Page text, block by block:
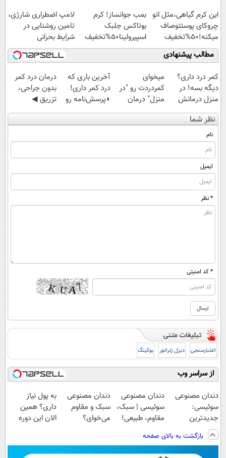
1,499,000
این کرم گیاهی،مثل اتو
چروکای پوستتوصاف
میکنه!50%تخفیف
بمب جوانساز! کرم
بوتاکس جلبک
اسپیرولینا50%تخفیف
لامپ اضطراری شارژی،
تامین روشنایی در
شرایط بحرانی
مطالب پیشنهادی
کمر درد داری؟
دیگه بسه! در
منزل درمانش
کن
(◀پرسش‌نامه)
میخوای
کمردردت رو "در
منزل" درمان
کنی؟ (◂فیلم +
◂پرسش‌نامه)
آخرین باری که
درد کمر داری!
◗پرسش‌نامه رو
پر کن◖
درمان درد کمر
بدون جراحی،
تزریق ◀
پرسش‌نامه رو پر
کن ▶
نظر شما
نام
ایمیل
* نظر
* کد امنیتی
اعتبارسنجی دیزل ژنراتور بوکینگ
از سراسر وب
دندان مصنوعی
سوئیسی:
جدیدترین
فناوری اروپا،
سبک و مقاوم |
پرداخت قسطی
دندان مصنوعی
سوئیسی | سبک،
مقاوم، طبیعی!
رایگان+پرداخت
اقساطی😍
دندان مصنوعی
سبک و مقاوم
می‌خوای؟
📍تهران
به پول نیاز
داری؟ همین
الان این دوره
بازگشت به بالای صفحه